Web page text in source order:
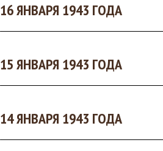
16 ЯНВАРЯ 1943 ГОДА
15 ЯНВАРЯ 1943 ГОДА
14 ЯНВАРЯ 1943 ГОДА